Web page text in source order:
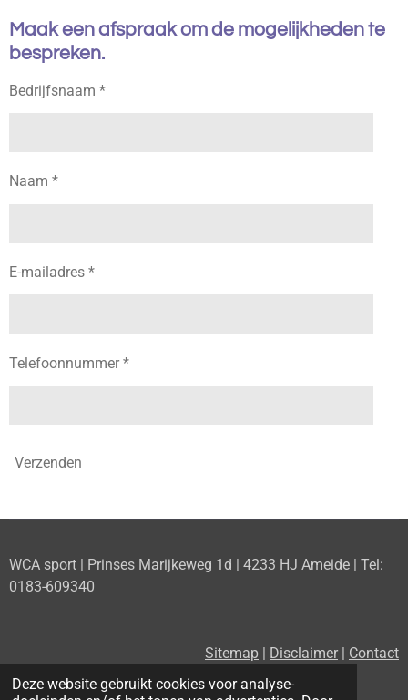
Deze website gebruikt cookies voor analyse-
Maak een afspraak om de mogelijkheden te
bespreken.
Bedrijfsnaam *
Naam *
E-mailadres *
Telefoonnummer *
Verzenden
WCA sport | Prinses Marijkeweg 1d | 4233 HJ Ameide | Tel:
0183-609340
Sitemap | Disclaimer | Contact